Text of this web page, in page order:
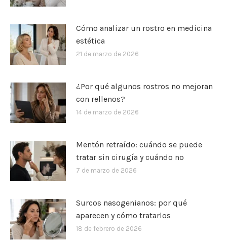
Cómo analizar un rostro en medicina
estética
21 de marzo de 2026
¿Por qué algunos rostros no mejoran
con rellenos?
14 de marzo de 2026
Mentón retraído: cuándo se puede
tratar sin cirugía y cuándo no
7 de marzo de 2026
Surcos nasogenianos: por qué
aparecen y cómo tratarlos
18 de febrero de 2026